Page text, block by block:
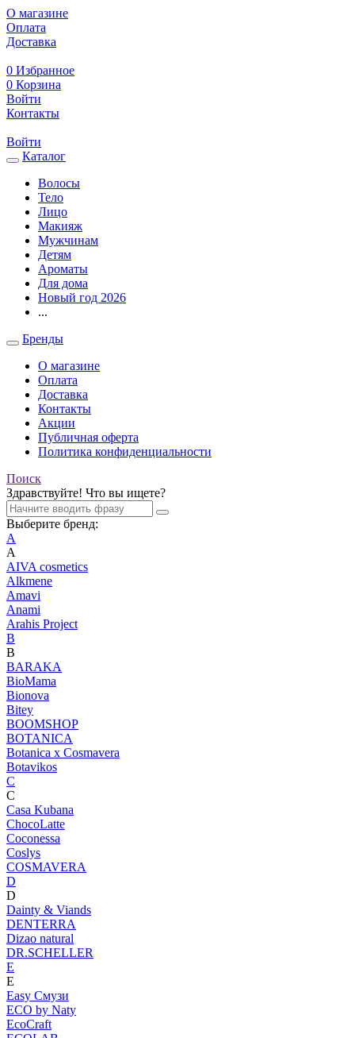
О магазине
Оплата
Доставка
0 Избранное
0 Корзина
Войти
Контакты
Войти
Каталог
Волосы
Тело
Лицо
Макияж
Мужчинам
Детям
Ароматы
Для дома
Новый год 2026
...
Бренды
О магазине
Оплата
Доставка
Контакты
Акции
Публичная оферта
Политика конфиденциальности
Поиск
Здравствуйте! Что вы ищете?
Выберите бренд:
A
A
AIVA cosmetics
Alkmene
Amavi
Anami
Arahis Project
B
B
BARAKA
BioMama
Bionova
Bitey
BOOMSHOP
BOTANICA
Botanica х Cosmavera
Botavikos
C
C
Casa Kubana
ChocoLatte
Coconessa
Coslys
COSMAVERA
D
D
Dainty & Viands
DENTERRA
Dizao natural
DR.SCHELLER
E
E
Easy Смузи
ECO by Naty
EcoCraft